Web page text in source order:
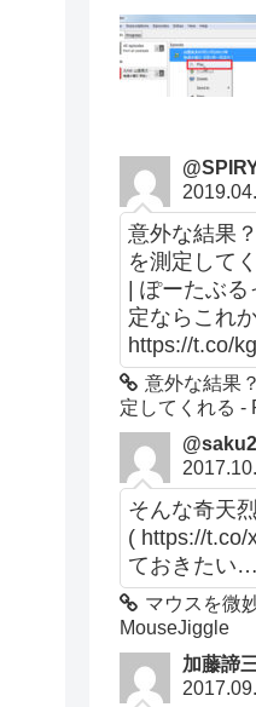
意外な結果
を測定して
| ぽーたぶる
定ならこれ
https://t.co/
意外な結果
定してくれる -
そんな奇天
( https://t.co/
ておきたい
マウスを微
MouseJiggle
加藤諦